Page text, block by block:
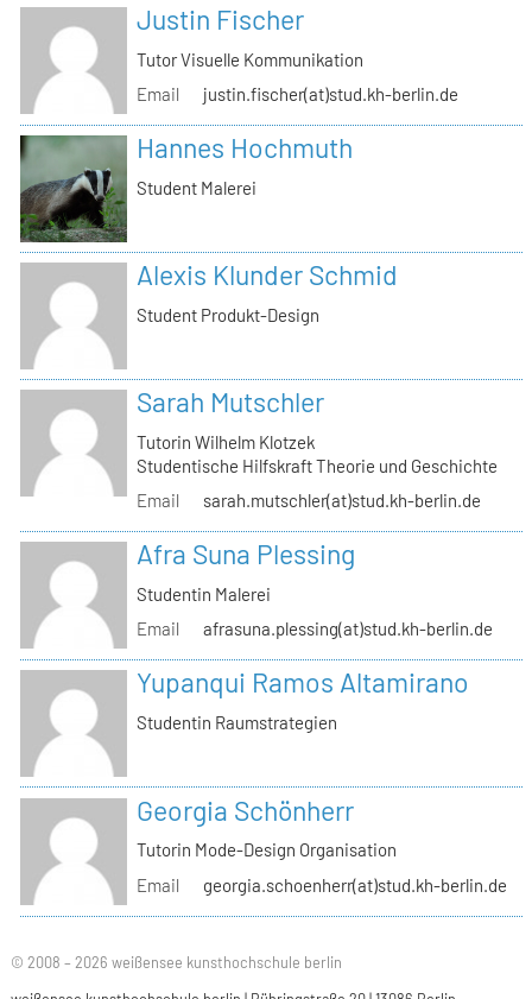
Justin Fischer
Tutor Visuelle Kommunikation
Email
justin.fischer(at)stud.kh-berlin.de
Hannes Hochmuth
Student Malerei
Alexis Klunder Schmid
Student Produkt-Design
Sarah Mutschler
Tutorin Wilhelm Klotzek
Studentische Hilfskraft Theorie und Geschichte
Email
sarah.mutschler(at)stud.kh-berlin.de
Afra Suna Plessing
Studentin Malerei
Email
afrasuna.plessing(at)stud.kh-berlin.de
Yupanqui Ramos Altamirano
Studentin Raumstrategien
Georgia Schönherr
Tutorin Mode-Design Organisation
Email
georgia.schoenherr(at)stud.kh-berlin.de
© 2008 – 2026 weißensee kunsthochschule berlin